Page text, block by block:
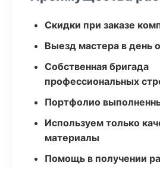
Скидки при заказе
Выезд мастера в день
Собственная бригада
профессиональных
Портфолио
Используем только
материалы
Помощь в получении